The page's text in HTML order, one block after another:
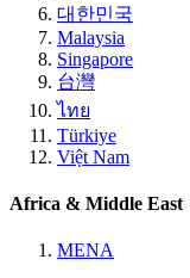
대한민국
Malaysia
Singapore
台灣
ไทย
Türkiye
Việt Nam
Africa & Middle East
MENA